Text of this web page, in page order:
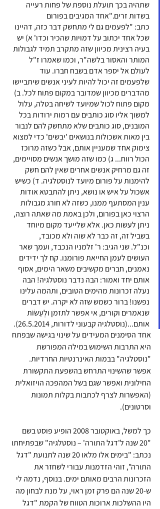
שתהיה בכך תועלת נוספת של פחות רעייה
בשדות זרים."אחד המגיבים בפורום
כתב: "לפעמים גם לי מתחשק דבר כזה, דהיינו
שכל אחד יכתוב על דמויות שהכיר וכדו' א) יש
בעיה רצינית מכיוון שזה מתקרב תמיד לגבולות
המותר והאסור בלשה"ר, וכמו שאמרו ז"ל
לעולם אל יספר אדם בשבח חברו. עוד
שלפעמים זה יכול להיות לעיני אנשים שיתביישו
מהדברים מכיוון שמדובר במקום פתוח לכל. ב)
מקום פתוח לכול שמיועד לשיחה בטלה, עלול
למשוך אליו סוג כותבים עם רמות ירודות בכל
המובנים, סוג כותבים שלא מתחשק להם לנבור
בין מאות אשכולות בנושאים 'יבשים' כדי למצוא
צימוק אחד שמעניין אותם, אבל כשזה מרוכז
הכול רווח... ג) כמו שזה מושך אנשים מסויימים,
זה גם מרחיק אנשים אחרים שאין להם חשק
להימנות על פורום מיועד לנוסטלגיה. ד) כשיש
אשכול על איש או נושא, ניתן להתבטא אודות
ענין המסתעף ממנו, כשזה לא חורג מגבולות
הרצוי כאן בפורום, ולכן באמת מה שאתה רוצה,
ניתן לעשות כאן. אלא שלייעד מקום מיוחד
בשביל זה, זה כבר לא שוה ולא מכובד,
וכנ"ל. שני הגיב: ר' זלמניו הנכבד, ועמך שאר
העושים לעמן החייאת פורומנו. קח לך ידידים
נאמנים, חברים מקשיבים משאר הימים, אסוף
אותם יחד ואמור: הבה נדבר נוסטלגיה! הבה
נעלה זכרונות מהימים הטובים, ותהמה עלינו
נפשנו! ברור כשמש שזה לא יקרה. יש דברים
שנאמרים וקורים, אי אפשר לתזמן ולְעַשׂוֹת
אותם...(נוסטלגיה קבעוני לדורות, 26.5.2014).
אחד הסימנים המעידים על שינוי בגישה שבפתח
היא התרבות השימוש במילה המפורשת
"נוסטלגיה" בבמות האינרנטיות החרדיות.
אפשר שהשינוי התרחש בהשפעת התקשורת
החילונית ואפשר שגם בשל המהפכה הויזואלית
(האפשרות לצרף לכתבות בקלות תמונות
וסרטונים).
כך למשל, באוקטובר 2008 הופיע פוסט בשם
"20 שנה ל'דגל התורה' – נוסטלגיה" שבפתיחתו
נכתב: "בימים אלו מלאו 20 שנה לתנועת "דגל
התורה", זוהי הזדמנות עבורי לשחזר את
הזכרונות הרבים מאותם ימים. בנוסף, נדמה לי
ש-20 שנה הם פרק זמן ראוי, על מנת לבחון מה
היו ההשלכות ארוכות הטווח של הקמת "דגל